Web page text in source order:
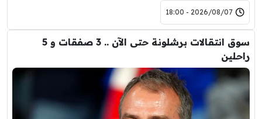
2026/08/07 - 18:00
سوق انتقالات برشلونة حتى الآن .. 3 صفقات و 5
راحلين